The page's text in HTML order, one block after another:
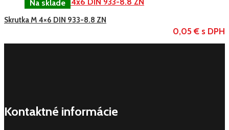
Skrutka M 4×6 DIN 933-8.8 ZN
0,05 € s DPH
Kontaktné informácie